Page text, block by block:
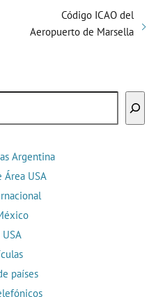
Código ICAO del
Aeropuerto de Marsella
Argentina
Área USA
USA
países